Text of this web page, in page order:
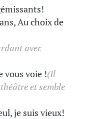
Au choix de
avec
vous voie !(Il
et semble
je suis vieux!